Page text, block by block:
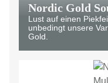
Nordic Gold
Lust auf einen
unbedingt unsere
Gold.